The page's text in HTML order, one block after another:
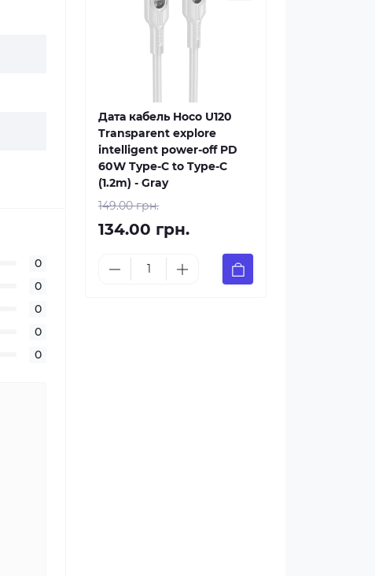
0
0
0
0
0
Дата кабель Hoco U120
Transparent explore
intelligent power-off PD
60W Type-C to Type-C
(1.2m) - Gray
149.00 грн.
134.00 грн.